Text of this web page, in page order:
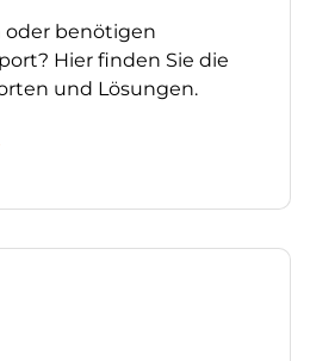
oder benötigen
Hier finden Sie die
und Lösungen.